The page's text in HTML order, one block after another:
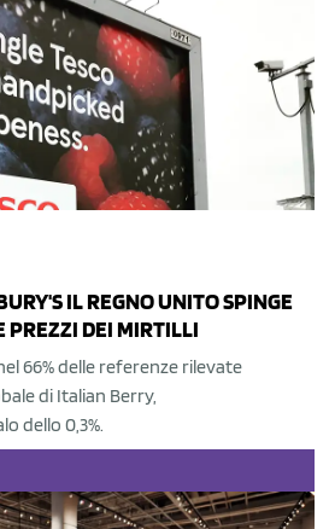
IL REGNO UNITO SPINGE
PREZZI DEI MIRTILLI
66% delle referenze rilevate
di Italian Berry,
dello 0,3%.